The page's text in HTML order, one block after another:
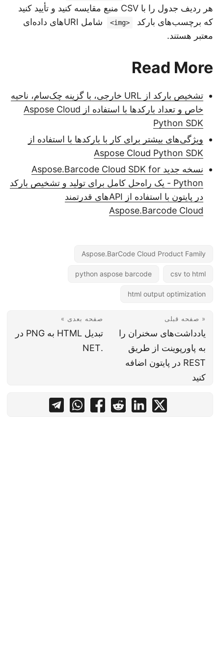
هر ردیف جدول را با CSV منبع مقایسه کنید و تأیید کنید
که برچسب‌های بارکد
شامل URIهای داده‌ای
معتبر هستند.
Read More
تشخیص بارکد از URL خارجی، با گزینه چک‌سام، ناحیه
خاص و تعداد بارکدها با استفاده از Aspose Cloud
Python SDK
ویژگی‌های بیشتر برای کار با بارکدها با استفاده از
Aspose Cloud Python SDK
نسخه جدید Aspose.Barcode Cloud SDK for
Python - یک راه‌حل کامل برای تولید و تشخیص بارکد
در پایتون با استفاده از APIهای قدرتمند
Aspose.Barcode Cloud
Aspose.BarCode Cloud Product Family
csv to html
python aspose barcode
html output optimization
« صفحه قبلی
یادداشت‌های سخنران را
به پاورپوینت از طریق
REST در پایتون اضافه
کنید
صفحه بعدی »
تبدیل HTML به PNG در